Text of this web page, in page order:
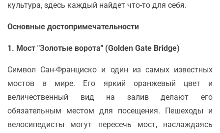
культура, здесь каждый найдет что-то для себя.
Основные достопримечательности
1. Мост "Золотые ворота" (Golden Gate Bridge)
Символ Сан-Франциско и один из самых известных
мостов в мире. Его яркий оранжевый цвет и
величественный вид на залив делают его
обязательным местом для посещения. Пешеходы и
велосипедисты могут пересечь мост, наслаждаясь